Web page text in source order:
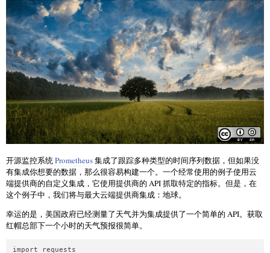
开源监控系统Prometheus集成了跟踪多种类型的时间序列数据，但如果没
有集成你想要的数据，那么很容易构建一个。一个经常使用的例子使用云
端提供商的自定义集成，它使用提供商的 API 抓取特定的指标。但是，在
这个例子中，我们将与最大云端提供商集成：地球。
幸运的是，美国政府已经测量了天气并为集成提供了一个简单的 API。获取
红帽总部下一个小时的天气预报很简单。
import requests